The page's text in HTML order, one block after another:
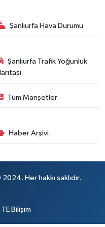
Şanlıurfa Hava Durumu
Şanlıurfa Trafik Yoğunluk
Tüm Manşetler
Haber Arşivi
Her hakkı saklıdır.
TE Bilişim